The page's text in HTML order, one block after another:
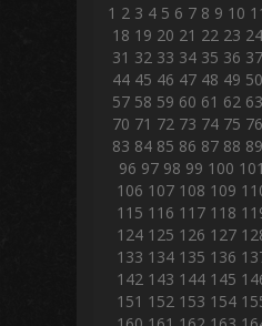
1 2 3 4 5 6 7 8 9 10
18 19 20 21 22 23 24
31 32 33 34 35 36 37
44 45 46 47 48 49 50
57 58 59 60 61 62 63
70 71 72 73 74 75 76
83 84 85 86 87 88 89
96 97 98 99 100 101
106 107 108 109
115 116 117 118
124 125 126 127
133 134 135 136
142 143 144 145
151 152 153 154